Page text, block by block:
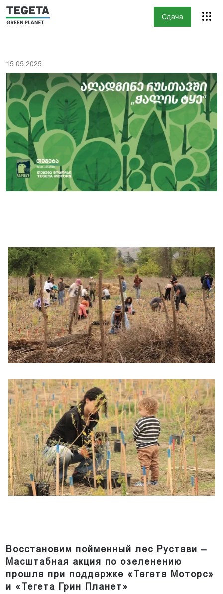
Сдача
15.05.2025
Восстановим пойменный лес Рустави –
Масштабная акция по озеленению
прошла при поддержке «Тегета Моторс»
и «Тегета Грин Планет»